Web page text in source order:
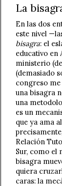
La
En las dos
este nivel
bisagra: el
educativo en
ministerio
(demasiado
congreso
una bisagra
una
es un
que ya ama
Relación
Sur, como el
bisagra
quiera
caras: la